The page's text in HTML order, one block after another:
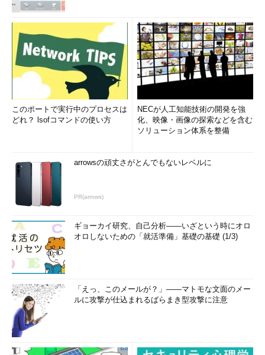
このポートで実行中のプロセスは
どれ？ lsofコマンドの使い方
NECが人工知能技術の開発を強
化、映像・画像の探索などを含む
ソリューション体系を整備
arrowsの頑丈さがとんでもないレベルに
PR(arrows)
ギョーカイ研究、自己分析――いざという時にオロ
オロしないための「就活準備」基礎の基礎 (1/3)
「えっ、このメールが？」――マトモな文面のメー
ルに攻撃が仕込まれるばらまき型攻撃に注意